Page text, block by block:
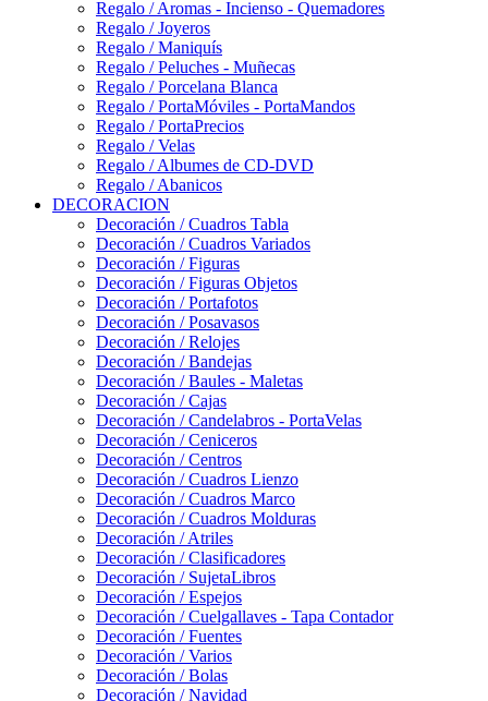
Regalo / Aromas - Incienso - Quemadores
Regalo / Joyeros
Regalo / Maniquís
Regalo / Peluches - Muñecas
Regalo / Porcelana Blanca
Regalo / PortaMóviles - PortaMandos
Regalo / PortaPrecios
Regalo / Velas
Regalo / Albumes de CD-DVD
Regalo / Abanicos
DECORACION
Decoración / Cuadros Tabla
Decoración / Cuadros Variados
Decoración / Figuras
Decoración / Figuras Objetos
Decoración / Portafotos
Decoración / Posavasos
Decoración / Relojes
Decoración / Bandejas
Decoración / Baules - Maletas
Decoración / Cajas
Decoración / Candelabros - PortaVelas
Decoración / Ceniceros
Decoración / Centros
Decoración / Cuadros Lienzo
Decoración / Cuadros Marco
Decoración / Cuadros Molduras
Decoración / Atriles
Decoración / Clasificadores
Decoración / SujetaLibros
Decoración / Espejos
Decoración / Cuelgallaves - Tapa Contador
Decoración / Fuentes
Decoración / Varios
Decoración / Bolas
Decoración / Navidad